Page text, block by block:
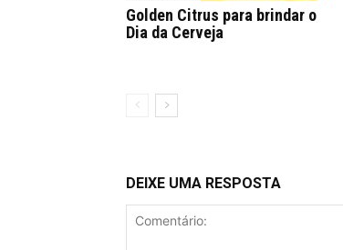
Golden Citrus para brindar o
Dia da Cerveja
DEIXE UMA RESPOSTA